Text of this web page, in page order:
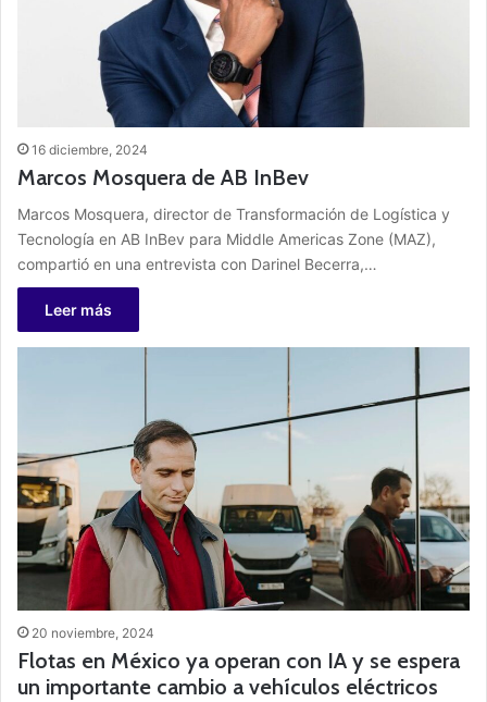
16 diciembre, 2024
Marcos Mosquera de AB InBev
Marcos Mosquera, director de Transformación de Logística y
Tecnología en AB InBev para Middle Americas Zone (MAZ),
compartió en una entrevista con Darinel Becerra,…
Leer más
20 noviembre, 2024
Flotas en México ya operan con IA y se espera
un importante cambio a vehículos eléctricos